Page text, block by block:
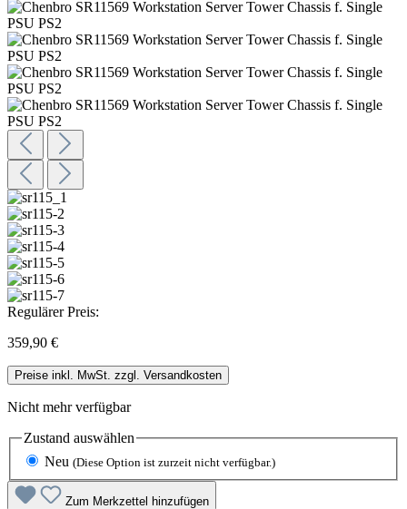
Regulärer Preis:
359,90 €
Preise inkl. MwSt. zzgl. Versandkosten
Nicht mehr verfügbar
Zustand auswählen
Neu (Diese Option ist zurzeit nicht verfügbar.)
Zum Merkzettel hinzufügen